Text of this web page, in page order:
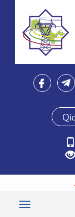
Toggle